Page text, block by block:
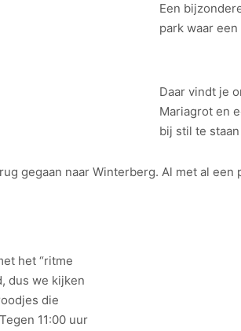
Een
park waar
Daar vindt je
Mariagrot en
bij stil te staan
gegaan naar Winterberg. Al met al een
het “ritme
dus we kijken
die
11:00 uur